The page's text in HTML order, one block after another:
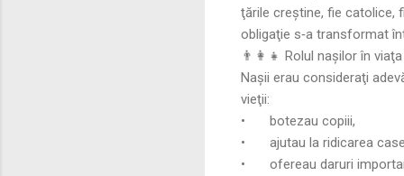
ţările creştine, fie catolice,
obligaţie s‑a transformat
👨‍👩‍👧 Rolul naşilor în
Naşii erau consideraţi
vieţii:
•
botezau copiii,
•
ajutau la ridicarea
•
ofereau daruri